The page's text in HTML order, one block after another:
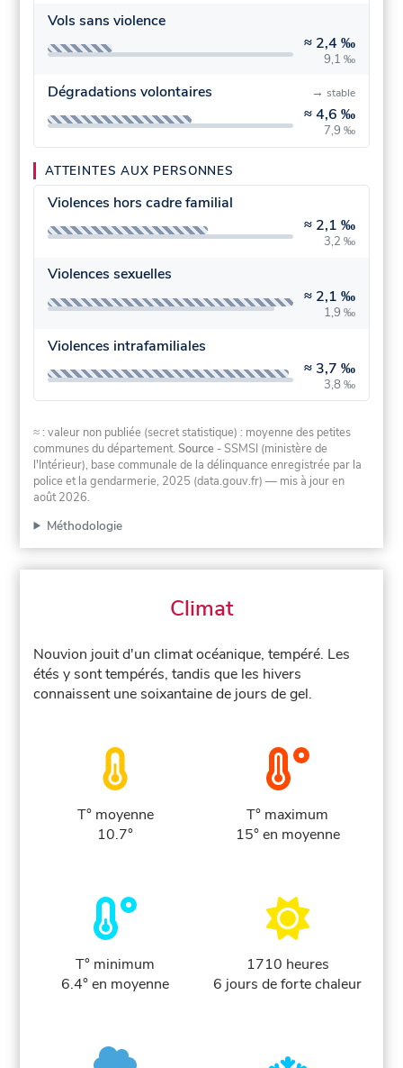
Vols sans violence
≈ 2,4 ‰
9,1 ‰
Dégradations volontaires
≈4,6 ‰
7,9 ‰
→ stable
ATTEINTES AUX PERSONNES
Violences hors cadre familial
≈ 2,1 ‰
3,2 ‰
Violences sexuelles
≈ 2,1 ‰
1,9 ‰
Violences intrafamiliales
≈ 3,7 ‰
3,8 ‰
≈ : valeur non publiée (secret statistique) : moyenne des petites
communes du département.Source - SSMSI (ministère de
l'Intérieur), base communale de la délinquance enregistrée par la
police et la gendarmerie, 2025 (data.gouv.fr) — mis à jour en
août 2026.
Méthodologie
Climat
Nouvion jouit d'un climat océanique, tempéré. Les
étés y sont tempérés, tandis que les hivers
connaissent une soixantaine de jours de gel.
T° moyenne
10.7°
T° maximum
15° en moyenne
T° minimum
6.4° en moyenne
1710 heures
6 jours de forte chaleur